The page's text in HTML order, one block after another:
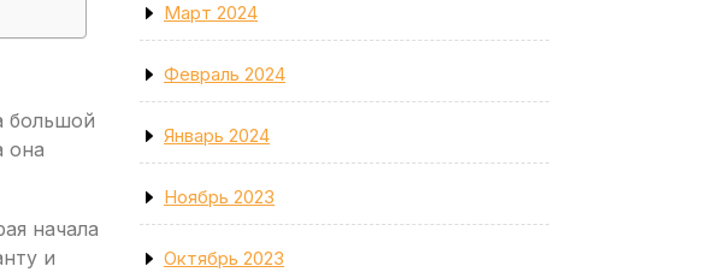
большой
она
начала
и
Март 2024
Февраль 2024
Январь 2024
Ноябрь 2023
Октябрь 2023